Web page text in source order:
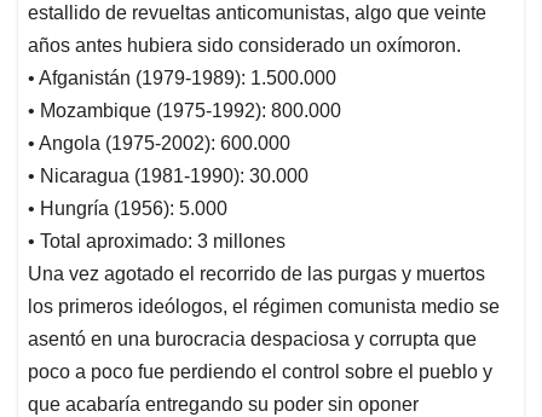
estallido de revueltas anticomunistas, algo que veinte
años antes hubiera sido considerado un oxímoron.
• Afganistán (1979-1989): 1.500.000
• Mozambique (1975-1992): 800.000
• Angola (1975-2002): 600.000
• Nicaragua (1981-1990): 30.000
• Hungría (1956): 5.000
• Total aproximado: 3 millones
Una vez agotado el recorrido de las purgas y muertos
los primeros ideólogos, el régimen comunista medio se
asentó en una burocracia despaciosa y corrupta que
poco a poco fue perdiendo el control sobre el pueblo y
que acabaría entregando su poder sin oponer